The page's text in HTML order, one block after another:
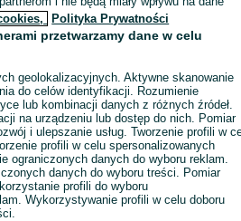
Wyświetlenia:
Polityka Prywatności
przetwarzamy dane w celu
geolokalizacyjnych. Aktywne skanowanie
do celów identyfikacji. Rozumienie
lub kombinacji danych z różnych źródeł.
na urządzeniu lub dostęp do nich. Pomiar
i ulepszanie usług. Tworzenie profili w
profili w celu spersonalizowanych
ograniczonych danych do wyboru reklam.
danych do wyboru treści. Pomiar
profili do wyboru
Wykorzystywanie profili w celu doboru